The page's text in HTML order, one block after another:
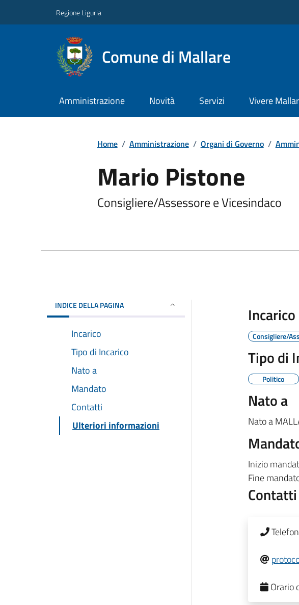
Regione Liguria
Comune di Mallare
Amministrazione Novità Servizi Vivere
Home / Amministrazione / Organi di Governo /
Mario Pistone
Consigliere/Assessore e Vicesindaco
INDICE DELLA PAGINA
Incarico
Tipo di Incarico
Nato a
Mandato
Contatti
Ulteriori informazioni
Incarico
Consigliere/
Tipo di
Politico
Nato a
Nato a
Inizio
Fine
Contatti
Orario